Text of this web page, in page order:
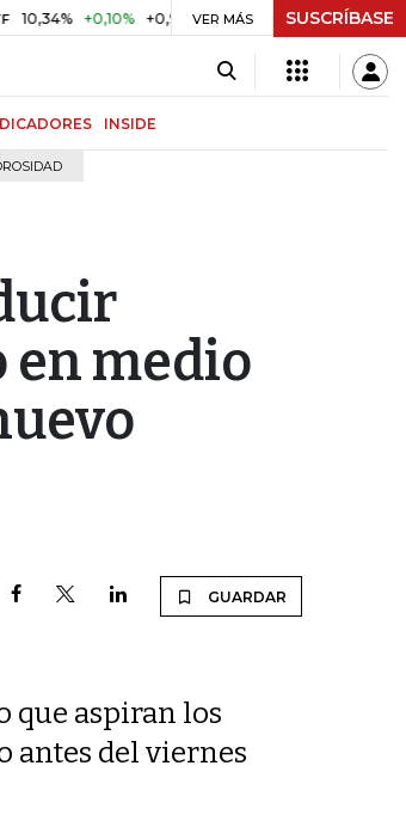
+0,10% +0,98% UVR $ 416,86 +$ 0,05 +0,01%
VER MÁS SUSCRÍBASE
INSIDE
en medio
GUARDAR
que aspiran los
antes del viernes